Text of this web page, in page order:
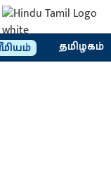
தமிழகம்